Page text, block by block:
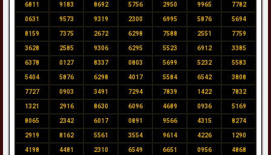
6811 9183 8692 5756 2950 9965 7782
0631 9573 9319 2300 6995 5876 5694
8159 7375 2672 6298 7588 2551 7759
3628 2585 9306 6295 5523 6912 3385
6378 0127 8337 0803 5699 5232 5583
5404 5876 6298 4017 5584 6542 3808
7727 0903 3491 7294 7839 1422 7832
1321 2916 8630 6096 4689 0936 5169
8065 2342 6017 0891 9566 4315 8274
2919 8162 5561 3554 9614 4226 1290
4198 4481 2310 6549 6651 0956 4868